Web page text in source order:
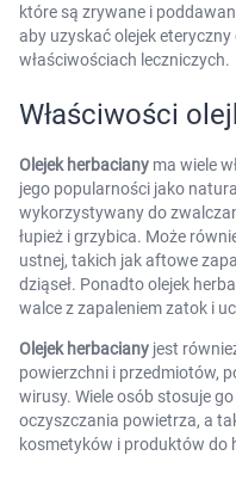
które są zrywane i
aby uzyskać olejek
właściwościach leczniczych.
Właściwości
Olejek herbaciany ma wiele
jego popularności jako
wykorzystywany do
łupież i grzybica. Może
ustnej, takich jak aftowe
dziąseł. Ponadto olejek
walce z zapaleniem zatok i
Olejek herbaciany jest
powierzchni i przedmiotów,
wirusy. Wiele osób stosuje
oczyszczania powietrza, a
kosmetyków i produktów do